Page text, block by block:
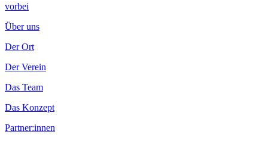
vorbei
Über uns
Der Ort
Der Verein
Das Team
Das Konzept
Partner:innen